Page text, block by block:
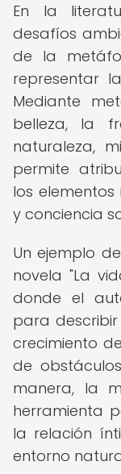
En la
desafíos
de la
representar
Mediante
belleza, la
naturaleza,
permite
los
y conciencia
Un ejemplo
novela "La
donde el
para
crecimiento
de
manera, la
herramienta
la relación
entorno